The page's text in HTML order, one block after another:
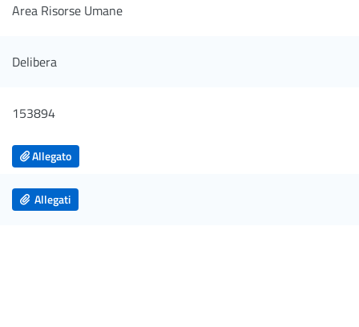
Area Risorse Umane
Delibera
153894
Allegato
Allegati